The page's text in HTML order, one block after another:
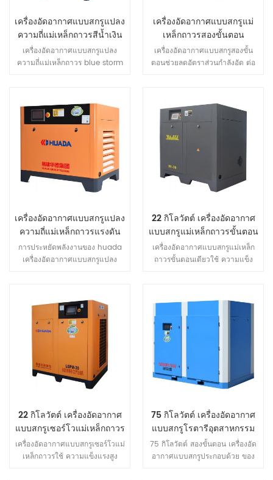
เครื่องอัดอากาศแบบสกรูแปลง
ความถี่แม่เหล็กถาวรสีน้ำเงิน
พายุ
เครื่องอัดอากาศแบบสกรูแปลง
ความถี่แม่เหล็กถาวร blue storm
IPM มอเตอร์สามารถประหยัด
พลังงานได้ถึง 50%. ต้นทุนวงจร
ชีวิตสามารถประหยัดได้โดยเฉลี่ย
37%.
เครื่องอัดอากาศแบบสกรูแม่
เหล็กถาวรสองขั้นตอน
เครื่องอัดอากาศแบบสกรูสองขั้น
ตอนช่วยลดอัตราส่วนกำลังอัด ต่อ
โฮสต์สอง การบีบอัดสเตจแทนการ
บีบอัดขั้นตอนเดียวเกือบ 15% การก
ระจัดเพิ่มขึ้นสามารถรับ 15%
ประหยัดพลังงานมากขึ้น ผล.
เครื่องอัดอากาศแบบสกรูแปลง
ความถี่แม่เหล็กถาวรแรงดัน
ปานกลาง
การประหยัดพลังงานของ huada
เครื่องอัดอากาศแบบสกรูแปลง
22 กิโลวัตต์ เครื่องอัดอากาศ
แบบสกรูแม่เหล็กถาวรขั้นตอน
เดียว
เครื่องอัดอากาศแบบสกรูแม่เหล็ก
ถาวรขั้นตอนเดียวใช้ ความแข็ง
สร้าง หายากของโลก มอเตอร์แม่
เหล็กถาวรมีขนาดเล็กน้ำหนักเบา
ประสิทธิภาพสูงลักษณะดี ฯลฯ ชุด
22 กิโลวัตต์ เครื่องอัดอากาศ
แบบสกรูเซอร์โวแม่เหล็กถาวร
เครื่องอัดอากาศแบบสกรูเซอร์โวแม่
เหล็กถาวรใช้ ความแข็งแรงสูง
75 กิโลวัตต์ เครื่องอัดอากาศ
แบบสกรูโรตารีอุตสาหกรรม
ขนาดใหญ่สองขั้นตอน
75 กิโลวัตต์ สองขั้นตอน เครื่องอัด
อากาศแบบสกรูประกอบด้วย ของ